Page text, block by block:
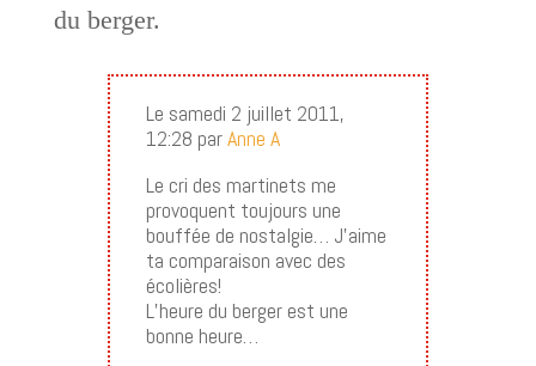
du berger.
Le samedi 2 juillet 2011,
12:28 parAnne A
Le cri des martinets me
provoquent toujours une
bouffée de nostalgie… J’aime
ta comparaison avec des
écolières!
L’heure du berger est une
bonne heure…